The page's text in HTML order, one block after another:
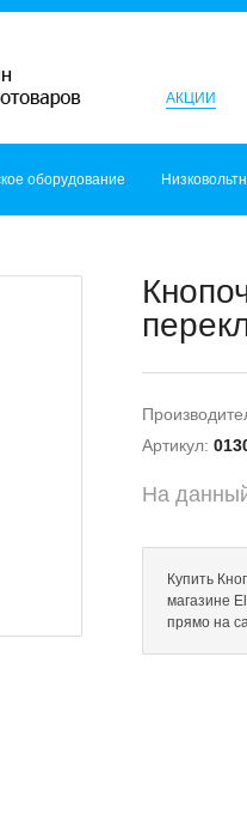
АКЦИИ
оборудование
Артикул:
На
Купить
магазине
прямо на